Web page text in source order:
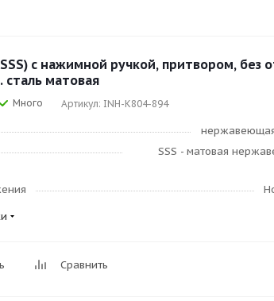
с нажимной ручкой, притвором, без
сталь матовая
Много Артикул: INH-K804-894
SSS - матовая
Сравнить